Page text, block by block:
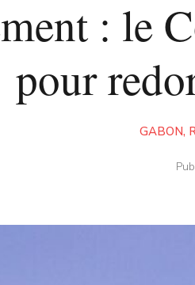
: le
pour
GABON,